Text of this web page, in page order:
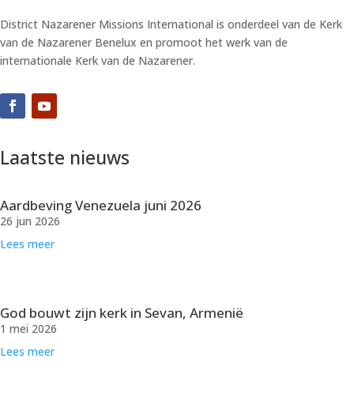
District Nazarener Missions International is onderdeel van de Kerk
van de Nazarener Benelux en promoot het werk van de
internationale Kerk van de Nazarener.
Laatste nieuws
Aardbeving Venezuela juni 2026
26 jun 2026
Lees meer
God bouwt zijn kerk in Sevan, Armenië
1 mei 2026
Lees meer